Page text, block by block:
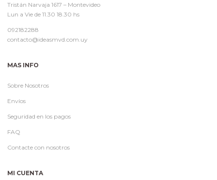
Tristán Narvaja 1617 – Montevideo
Lun a Vie de 11.30 18.30 hs
092182288
contacto@ideasmvd.com.uy
MAS INFO
Sobre Nosotros
Envíos
Seguridad en los pagos
FAQ
Contacte con nosotros
MI CUENTA